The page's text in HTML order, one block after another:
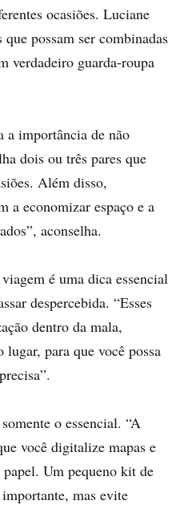
ocasiões. Luciane
possam ser combinadas
verdadeiro guarda-roupa
a importância de não
dois ou três pares que
Além disso,
a economizar espaço e a
aconselha.
é uma dica essencial
despercebida. “Esses
dentro da mala,
para que você possa
o essencial. “A
você digitalize mapas e
Um pequeno kit de
mas evite